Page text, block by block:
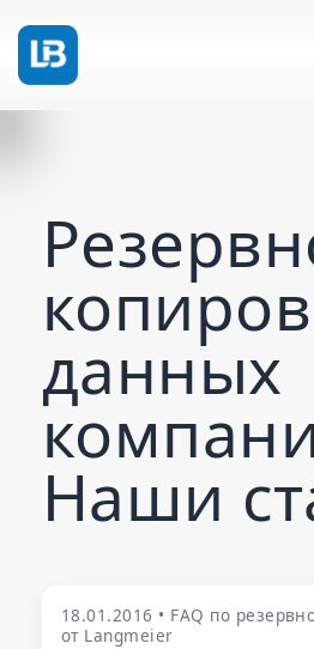
данных
Наши
18.01.2016 • FAQ по
от Langmeier